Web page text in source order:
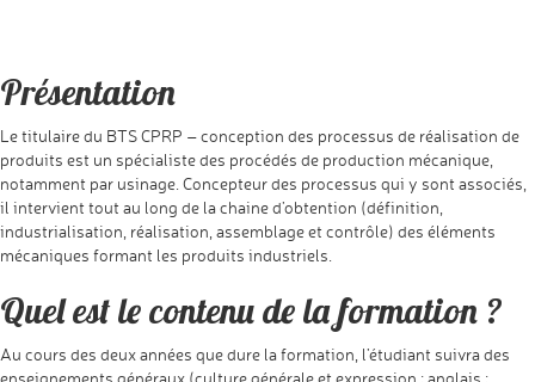
Présentation
Le titulaire du BTS CPRP – conception des processus de réalisation de
produits est un spécialiste des procédés de production mécanique,
notamment par usinage. Concepteur des processus qui y sont associés,
il intervient tout au long de la chaine d’obtention (définition,
industrialisation, réalisation, assemblage et contrôle) des éléments
mécaniques formant les produits industriels.
Quel est le contenu de la formation ?
Au cours des deux années que dure la formation, l’étudiant suivra des
enseignements généraux (culture générale et expression ; anglais ;